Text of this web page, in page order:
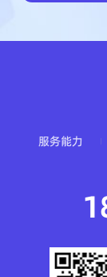
服务能力